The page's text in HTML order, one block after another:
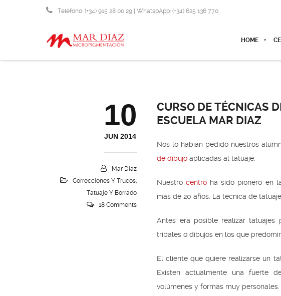
Teléfono: (+34) 915 28 00 29 | WhatspApp: (+34) 625 136 770
HOME
10
JUN 2014
Mar Diaz
Correcciones Y Trucos,
Tatuaje Y Borrado
18 Comments
CURSO DE TÉCNICAS
ESCUELA MAR DIAZ
Nos lo habían pedido nuestros
de dibujo aplicadas al tatuaje.
Nuestrocentro ha sido pionero en
más de 20 años. La técnica de
Antes era posible realizar
tribales o dibujos en los que
El cliente que quiere realizarse un
Existen actualmente una fuerte
volúmenes y formas muy personales.